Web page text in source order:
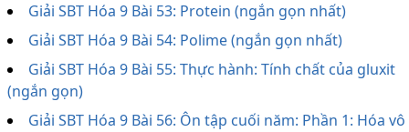
Giải SBT Hóa 9 Bài 53: Protein (ngắn gọn nhất)
Giải SBT Hóa 9 Bài 54: Polime (ngắn gọn nhất)
Giải SBT Hóa 9 Bài 55: Thực hành: Tính chất của gluxit
(ngắn gọn)
Giải SBT Hóa 9 Bài 56: Ôn tập cuối năm: Phần 1: Hóa vô